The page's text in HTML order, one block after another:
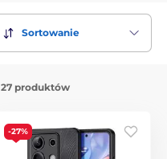
Sortowanie
produktów
-27%